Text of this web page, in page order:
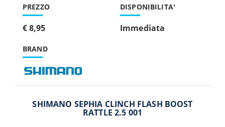
PREZZO
€ 8,95
BRAND
DISPONIBILITA'
Immediata
SHIMANO SEPHIA CLINCH FLASH BOOST
RATTLE 2.5 001